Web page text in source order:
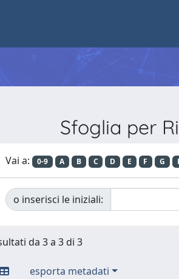
Sfoglia per
Vai a: 0-9 A B C D E F G
o inserisci le iniziali:
da 3 a 3 di 3
esporta metadati